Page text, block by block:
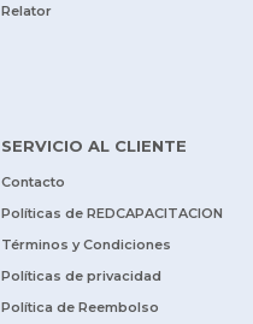
Relator
SERVICIO AL CLIENTE
Contacto
Políticas de REDCAPACITACION
Términos y Condiciones
Políticas de privacidad
Política de Reembolso